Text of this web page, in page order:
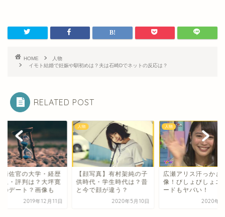
HOME
人物
イモト結婚で妊娠や馴初めは？夫は石崎Dでネットの反応は？
RELATED POST
写真】有村架純の子
代・学生時代は？昔
で顔が違う？
2020年5月10日
人物
広瀬アリス汗っかき画
像！びしょびしょエピソ
ードもヤバい！
2020年5月6日
人物
和泉補佐官の大学・
や年収・評判は？大
子とのデート？画像
2019年12